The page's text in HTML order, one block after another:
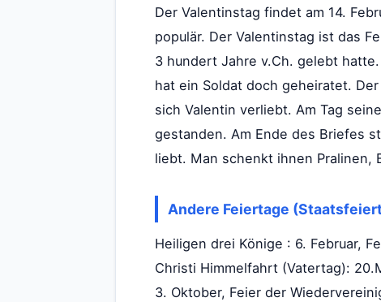
Der Valentinstag findet am 14.
populär. Der Valentinstag ist das
3 hundert Jahre v.Ch. gelebt
hat ein Soldat doch geheiratet.
sich Valentin verliebt. Am Tag
gestanden. Am Ende des Briefes
liebt. Man schenkt ihnen Pralinen,
Andere Feiertage
Heiligen drei Könige : 6. Februar,
Christi Himmelfahrt (Vatertag):
3. Oktober, Feier der